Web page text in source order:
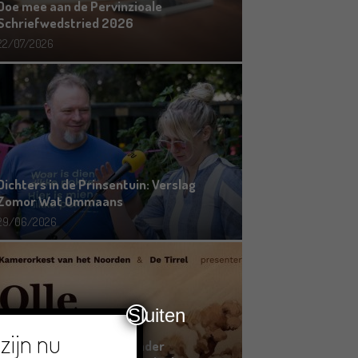
mee aan de Pervinzioale
2026
07/2026
in de Prinsentuin: Verslag
Wat Ommaans
06/2026
Crowdfunding voor bijzonder
nu
Sluiten